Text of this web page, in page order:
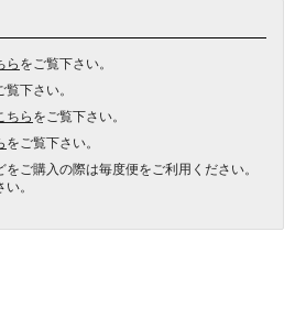
らをご覧下さい。
覧下さい。
ちらをご覧下さい。
をご覧下さい。
ご購入の際は毎度便をご利用ください。
。